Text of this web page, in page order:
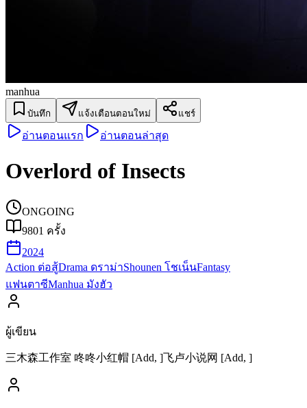
manhua
บันทึก แจ้งเตือนตอนใหม่ แชร์
อ่านตอนแรก อ่านตอนล่าสุด
Overlord of Insects
ONGOING
9801 ครั้ง
2024
Action ต่อสู้Drama ดราม่าShounen โชเน็นFantasy
แฟนตาซีManhua มังฮัว
ผู้เขียน
三木森工作室 咚咚小红帽 [Add, ]飞卢小说网 [Add, ]